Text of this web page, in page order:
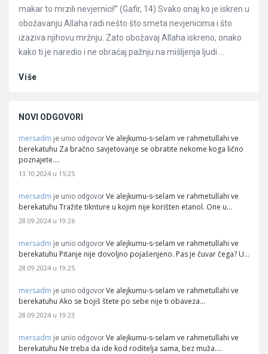
makar to mrzili nevjernici!” (Gafir, 14) Svako onaj ko je iskren u
obožavanju Allaha radi nešto što smeta nevjenicima i što
izaziva njihovu mržnju. Zato obožavaj Allaha iskreno, onako
kako ti je naredio i ne obraćaj pažnju na mišljenja ljudi ...
Više
NOVI ODGOVORI
mersadm je unio odgovor Ve alejkumu-s-selam ve rahmetullahi ve
berekatuhu Za bračno savjetovanje se obratite nekome koga lično
poznajete.…
13.10.2024 u 15:25
mersadm je unio odgovor Ve alejkumu-s-selam ve rahmetullahi ve
berekatuhu Tražite tiknture u kojim nije korišten etanol. One u…
28.09.2024 u 19:26
mersadm je unio odgovor Ve alejkumu-s-selam ve rahmetullahi ve
berekatuhu Pitanje nije dovoljno pojašenjeno. Pas je čuvar čega? U…
28.09.2024 u 19:25
mersadm je unio odgovor Ve alejkumu-s-selam ve rahmetullahi ve
berekatuhu Ako se bojiš štete po sebe nije ti obaveza…
28.09.2024 u 19:23
mersadm je unio odgovor Ve alejkumu-s-selam ve rahmetullahi ve
berekatuhu Ne treba da ide kod roditelja sama, bez muža.…